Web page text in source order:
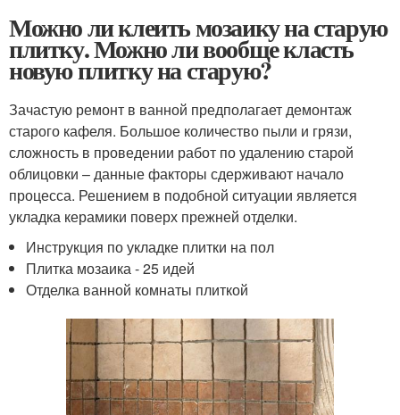
Можно ли клеить мозаику на старую
плитку. Можно ли вообще класть
новую плитку на старую?
Зачастую ремонт в ванной предполагает демонтаж
старого кафеля. Большое количество пыли и грязи,
сложность в проведении работ по удалению старой
облицовки – данные факторы сдерживают начало
процесса. Решением в подобной ситуации является
укладка керамики поверх прежней отделки.
Инструкция по укладке плитки на пол
Плитка мозаика - 25 идей
Отделка ванной комнаты плиткой